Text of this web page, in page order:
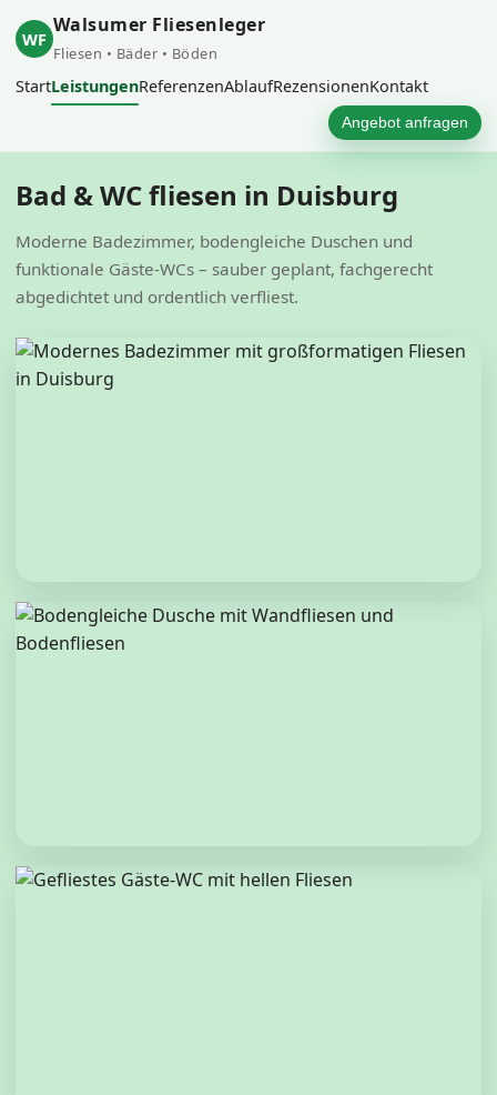
WF
Walsumer Fliesenleger
Fliesen • Bäder • Böden
StartLeistungenReferenzenAblaufRezensionenKontakt
Angebot anfragen
Bad & WC fliesen in Duisburg
Moderne Badezimmer, bodengleiche Duschen und
funktionale Gäste-WCs – sauber geplant, fachgerecht
abgedichtet und ordentlich verfliest.